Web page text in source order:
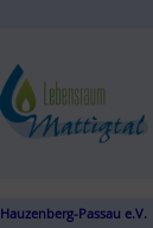
Hauzenberg-Passau e.V.